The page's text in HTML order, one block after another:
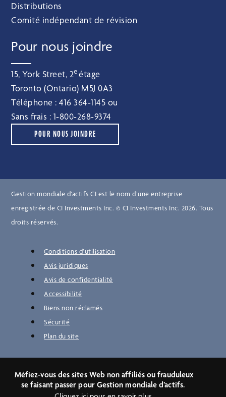
Distributions
Comité indépendant de révision
Pour nous joindre
15, York Street, 2eétage
Toronto (Ontario) M5J 0A3
Téléphone :416 364‑1145 ou
Sans frais : 1‑800‑268‑9374
POUR NOUS JOINDRE
Gestion mondiale d’actifs CI est le nom d’une entreprise
enregistrée de CI Investments Inc. © CI Investments Inc. 2026. Tous
droits réservés.
Conditions d’utilisation
Avis juridiques
Avis de confidentialité
Accessibilité
Biens non réclamés
Sécurité
Plan du site
Méfiez-vous des sites Web non affiliés ou frauduleux
se faisant passer pour Gestion mondiale d’actifs.